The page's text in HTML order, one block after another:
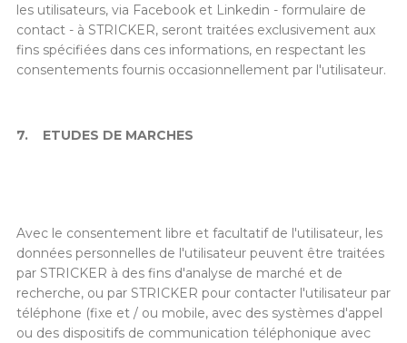
les utilisateurs, via Facebook et Linkedin - formulaire de
contact - à STRICKER, seront traitées exclusivement aux
fins spécifiées dans ces informations, en respectant les
consentements fournis occasionnellement par l'utilisateur.
7. ETUDES DE MARCHES
Avec le consentement libre et facultatif de l'utilisateur, les
données personnelles de l'utilisateur peuvent être traitées
par STRICKER à des fins d'analyse de marché et de
recherche, ou par STRICKER pour contacter l'utilisateur par
téléphone (fixe et / ou mobile, avec des systèmes d'appel
ou des dispositifs de communication téléphonique avec